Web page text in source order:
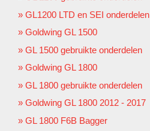
GL1200 LTD en SEI onderdelen
Goldwing GL 1500
GL 1500 gebruikte onderdelen
Goldwing GL 1800
GL 1800 gebruikte onderdelen
Goldwing GL 1800 2012 - 2017
GL 1800 F6B Bagger